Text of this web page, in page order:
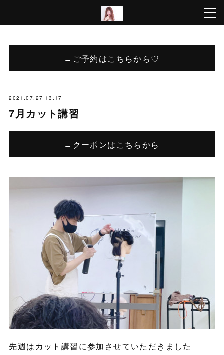
→ご予約はこちらから♡
2021.07.27 13:17
7月カット講習
→クーポンはこちらから
先週はカット講習に参加させていただきました